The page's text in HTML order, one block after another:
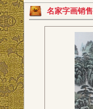
名家字画销售